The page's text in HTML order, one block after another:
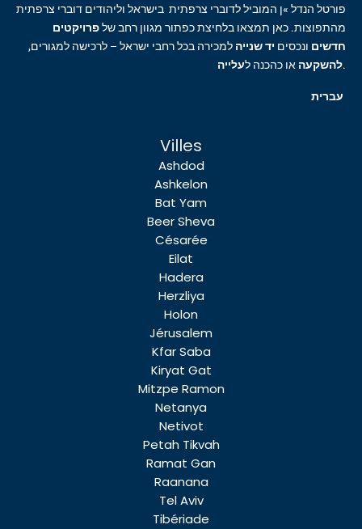
פורטל הנדל »ן המוביל לדוברי צרפתית בישראל וליהודים דוברי צרפתית
מהתפוצות. כאן תמצאו בלחיצת כפתור מגוון רחב שלפרויקטים
חדשים ונכסים יד שנייה למכירה בכל רחבי ישראל – לרכישה למגורים,
להשקעה או כהכנה לעלייה .
Villes
Ashdod
Ashkelon
Bat Yam
Beer Sheva
Césarée
Eilat
Hadera
Herzliya
Holon
Jérusalem
Kfar Saba
Kiryat Gat
Mitzpe Ramon
Netanya
Netivot
Petah Tikvah
Ramat Gan
Raanana
Tel Aviv
Tibériade